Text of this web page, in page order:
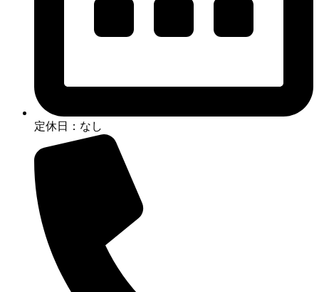
定休日：なし